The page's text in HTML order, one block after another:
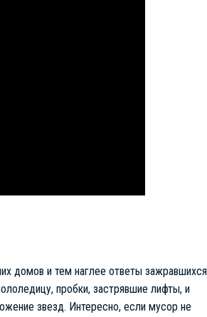
домов и тем наглее ответы зажравшихся
пробки, застрявшие лифты, и
звезд. Интересно, если мусор не